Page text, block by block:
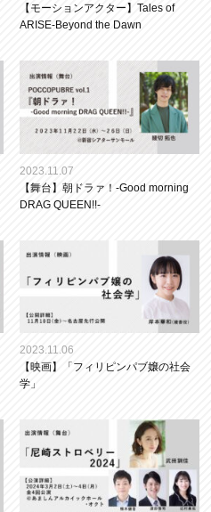
【モーションアクター】Tales of
ARISE-Beyond the Dawn
2023.11.07
【舞台】朝ドラァ！-Good morning
DRAG QUEEN!!-
2023.11.06
【映画】「フィリピンパブ嬢の社会
学」